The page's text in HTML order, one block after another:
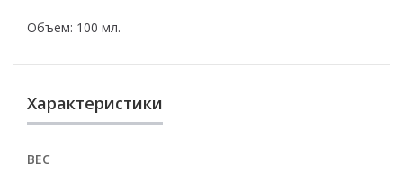
Объем: 100 мл.
Характеристики
ВЕС